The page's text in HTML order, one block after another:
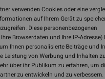
verwenden Cookies oder eine
auf Ihrem Gerät zu
Diese personenbezogenen
Browserdaten und Ihre IP-Adresse)
Ihnen personalisierte Beiträge und
Leistung von Werbung und Inhalten zu
über ihr Publikum zu erfahren, um
zu entwickeln und zu verbessern.